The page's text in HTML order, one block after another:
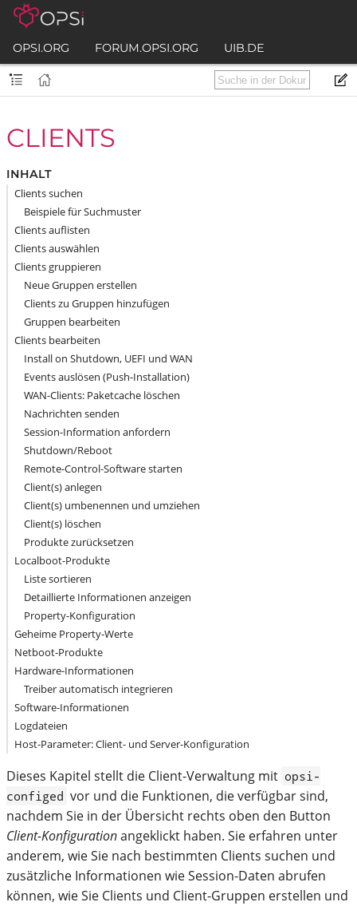
OPSI.ORG FORUM.OPSI.ORG UIB.DE
CLIENTS
INHALT
Clients suchen
Beispiele für Suchmuster
Clients auflisten
Clients auswählen
Clients gruppieren
Neue Gruppen erstellen
Clients zu Gruppen hinzufügen
Gruppen bearbeiten
Clients bearbeiten
Install on Shutdown, UEFI und WAN
Events auslösen (Push-Installation)
WAN-Clients: Paketcache löschen
Nachrichten senden
Session-Information anfordern
Shutdown/Reboot
Remote-Control-Software starten
Client(s) anlegen
Client(s) umbenennen und umziehen
Client(s) löschen
Produkte zurücksetzen
Localboot-Produkte
Liste sortieren
Detaillierte Informationen anzeigen
Property-Konfiguration
Geheime Property-Werte
Netboot-Produkte
Hardware-Informationen
Treiber automatisch integrieren
Software-Informationen
Logdateien
Host-Parameter: Client- und Server-Konfiguration
Dieses Kapitel stellt die Client-Verwaltung mit opsi-
configed vor und die Funktionen, die verfügbar sind,
nachdem Sie in der Übersicht rechts oben den Button
Client-Konfigurationangeklickt haben. Sie erfahren unter
anderem, wie Sie nach bestimmten Clients suchen und
zusätzliche Informationen wie Session-Daten abrufen
können, wie Sie Clients und Client-Gruppen erstellen und